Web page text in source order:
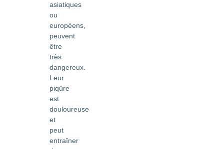
asiatiques
ou
européens,
peuvent
être
très
dangereux.
Leur
piqûre
est
douloureuse
et
peut
entraîner